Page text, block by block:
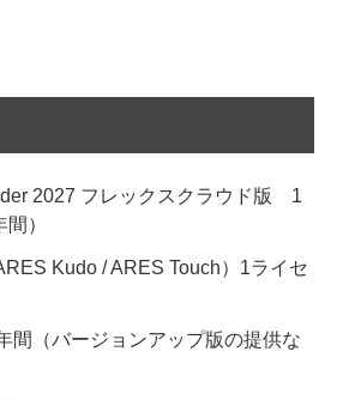
2027 フレックスクラウド版 1
）
Kudo / ARES Touch）1ライセ
間（バージョンアップ版の提供な